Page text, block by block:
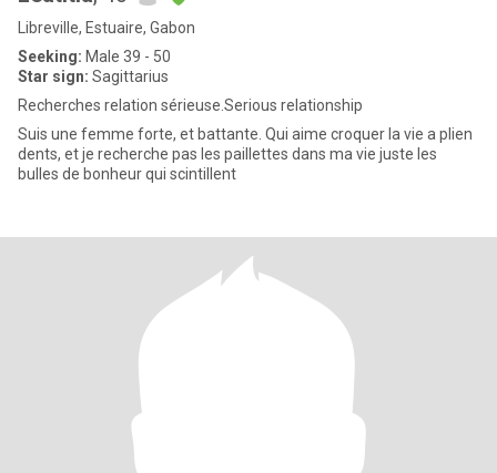
Libreville, Estuaire, Gabon
Seeking: Male 39 - 50
Star sign: Sagittarius
Recherches relation sérieuse.Serious relationship
Suis une femme forte, et battante. Qui aime croquer la vie a plien
dents, et je recherche pas les paillettes dans ma vie juste les
bulles de bonheur qui scintillent